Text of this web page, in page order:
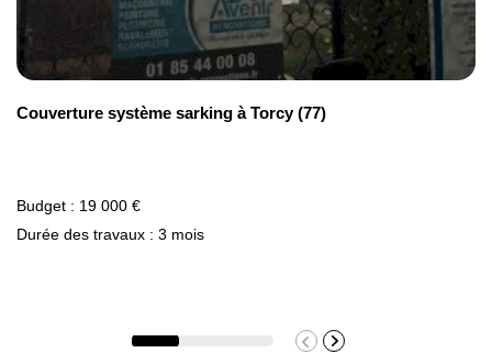
Couverture système sarking à Torcy (77)
Budget : 19 000 €
Durée des travaux : 3 mois